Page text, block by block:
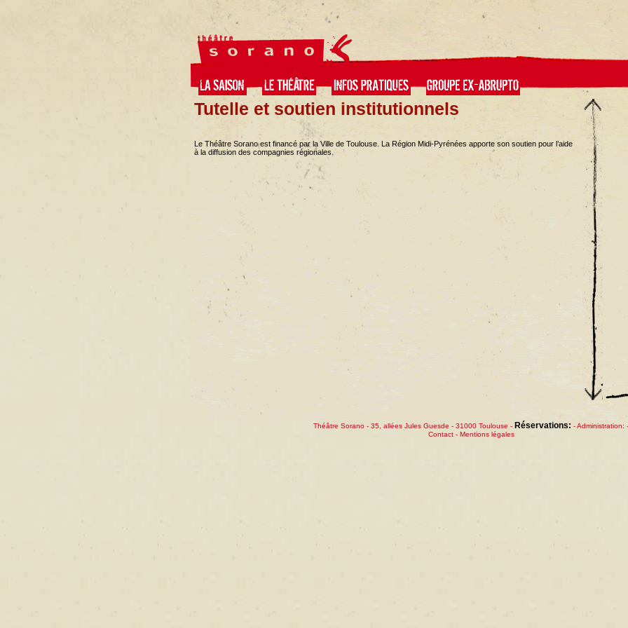
Tutelle et soutien institutionnels
Le Théâtre Sorano est financé par la Ville de Toulouse. La Région Midi-Pyrénées apporte son soutien pour l’aide
à la diffusion des compagnies régionales.
Théâtre Sorano - 35, allées Jules Guesde - 31000 Toulouse - Réservations: - Administration: -
Contact- Mentions légales